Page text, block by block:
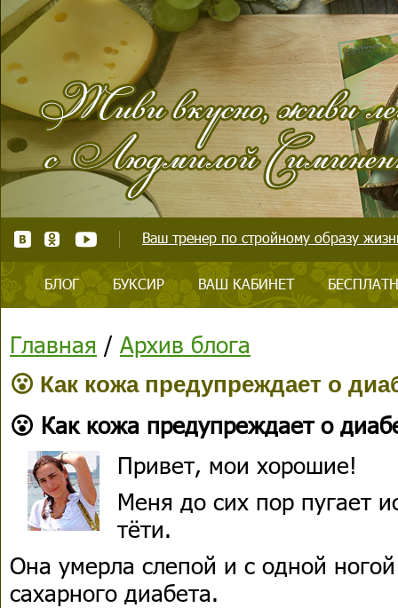
Ваш тренер по стройному образу
БЛОГ БУКСИР ВАШ КАБИНЕТ
Главная / Архив блога
😮 Как кожа предупреждает о
😮 Как кожа предупреждает о
Привет, мои хорошие!
Меня до сих пор пугает
тёти.
Она умерла слепой и с одной
сахарного диабета.